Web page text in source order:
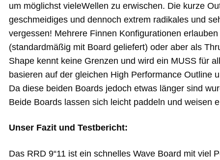
um möglichst vieleWellen zu erwischen. Die kurze
geschmeidiges und dennoch extrem radikales und
vergessen! Mehrere Finnen Konfigurationen
(standardmäßig mit Board geliefert) oder aber als
Shape kennt keine Grenzen und wird ein MUSS für
basieren auf der gleichen High Performance Outline
Da diese beiden Boards jedoch etwas länger sind
Beide Boards lassen sich leicht paddeln und weisen
Unser Fazit und Testbericht:
Das RRD 9“11 ist ein schnelles Wave Board mit viel